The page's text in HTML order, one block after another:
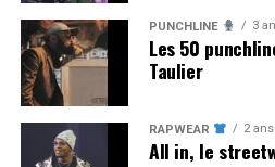
PUNCHLINE 3
Les 50
Taulier
RAPWEAR 2
All in, le